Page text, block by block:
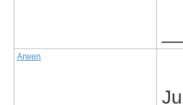
Arwen